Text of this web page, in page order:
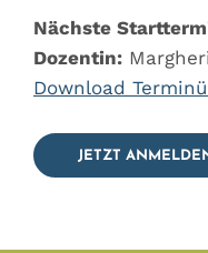
Nächste
Dozentin:
Download
JETZT